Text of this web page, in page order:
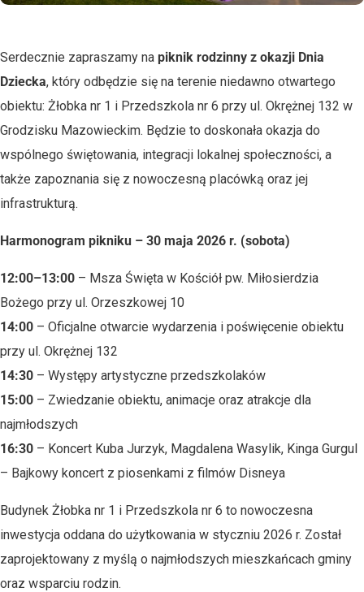
Serdecznie zapraszamy na piknik rodzinny z okazji Dnia
Dziecka, który odbędzie się na terenie niedawno otwartego
obiektu: Żłobka nr 1 i Przedszkola nr 6 przy ul. Okrężnej 132 w
Grodzisku Mazowieckim. Będzie to doskonała okazja do
wspólnego świętowania, integracji lokalnej społeczności, a
także zapoznania się z nowoczesną placówką oraz jej
infrastrukturą.
Harmonogram pikniku – 30 maja 2026 r. (sobota)
12:00–13:00 – Msza Święta w Kościół pw. Miłosierdzia
Bożego przy ul. Orzeszkowej 10
14:00 – Oficjalne otwarcie wydarzenia i poświęcenie obiektu
przy ul. Okrężnej 132
14:30 – Występy artystyczne przedszkolaków
15:00 – Zwiedzanie obiektu, animacje oraz atrakcje dla
najmłodszych
16:30 – Koncert Kuba Jurzyk, Magdalena Wasylik, Kinga Gurgul
– Bajkowy koncert z piosenkami z filmów Disneya
Budynek Żłobka nr 1 i Przedszkola nr 6 to nowoczesna
inwestycja oddana do użytkowania w styczniu 2026 r. Został
zaprojektowany z myślą o najmłodszych mieszkańcach gminy
oraz wsparciu rodzin.